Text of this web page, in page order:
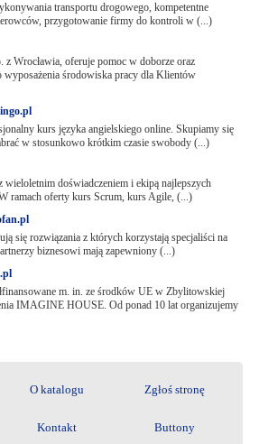
transportu drogowego, kompetentne
przygotowanie firmy do kontroli w (...)
Wrocławia, oferuje pomoc w doborze oraz
wyposażenia środowiska pracy dla Klientów
kurs języka angielskiego online. Skupiamy się
w stosunkowo krótkim czasie swobody (...)
doświadczeniem i ekipą najlepszych
ramach oferty kurs Scrum, kurs Agile, (...)
się rozwiązania z których korzystają specjaliści na
biznesowi mają zapewniony (...)
m. in. ze środków UE w Zbylitowskiej
IMAGINE HOUSE. Od ponad 10 lat organizujemy
O katalogu Zgłoś stronę
Kontakt Buttony